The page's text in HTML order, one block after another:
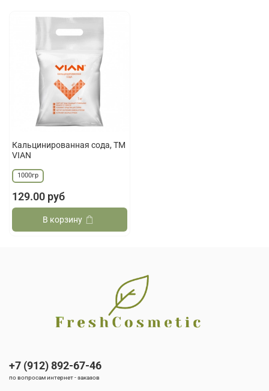
Кальцинированная сода, ТМ
VIAN
1000гр
129.00 руб
В корзину
+7 (912) 892-67-46
по вопросам интернет - заказов